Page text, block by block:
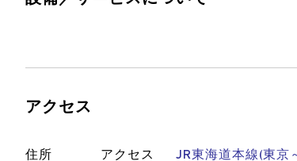
アクセス
住所 アクセス JR東海道本線(東京